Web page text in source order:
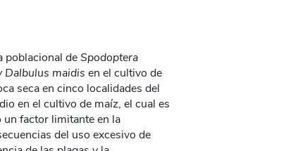
poblacional deSpodoptera
Dalbulus maidis en el cultivo de
seca en cinco localidades del
en el cultivo de maíz, el cual es
un factor limitante en la
del uso excesivo de